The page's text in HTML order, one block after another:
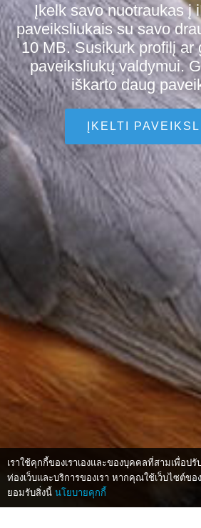
Įkelk savo nuotraukas į
paveiksliukais su savo
10 MB. Susikurk profilį ar
paveiksliukų valdymui.
iškarto daug
ĮKELTI
เราใช้คุกกี้ของเราเองและของบุคคลที่สามเพื่อป
ท่องเว็บและบริการของเรา หากคุณใช้เว็บไซต์ข
ยอมรับสิ่งนี้ นโยบายคุกกี้